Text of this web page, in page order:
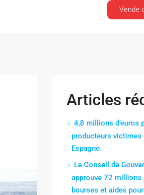
Vende
Articles
4,8 millions d’euros
producteurs victimes
Espagne.
Le Conseil de
approuve 72 millions
bourses et aides